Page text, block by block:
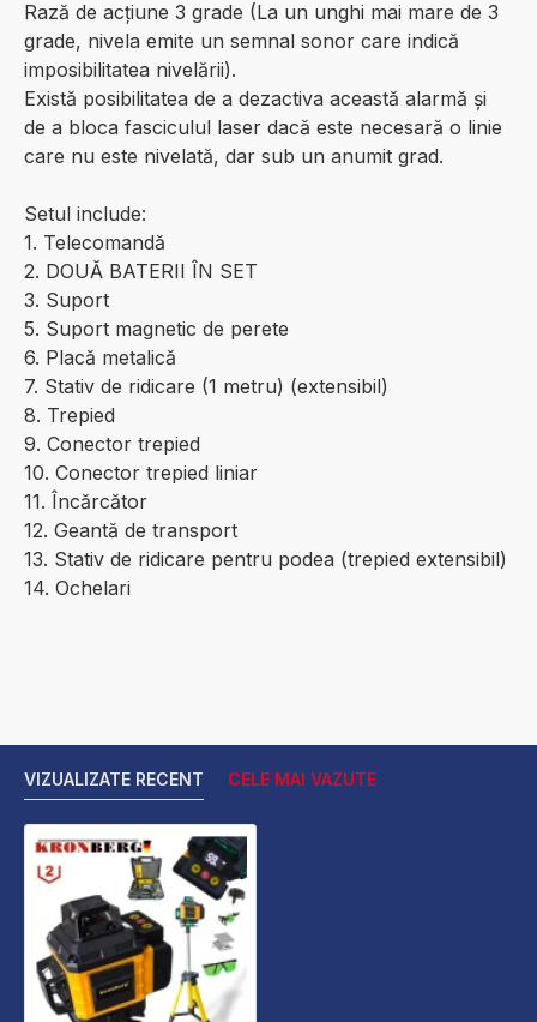
Rază de acțiune 3 grade (La un unghi mai mare de 3
grade, nivela emite un semnal sonor care indică
imposibilitatea nivelării).
Există posibilitatea de a dezactiva această alarmă și
de a bloca fasciculul laser dacă este necesară o linie
care nu este nivelată, dar sub un anumit grad.
Setul include:
1. Telecomandă
2. DOUĂ BATERII ÎN SET
3. Suport
5. Suport magnetic de perete
6. Placă metalică
7. Stativ de ridicare (1 metru) (extensibil)
8. Trepied
9. Conector trepied
10. Conector trepied liniar
11. Încărcător
12. Geantă de transport
13. Stativ de ridicare pentru podea (trepied extensibil)
14. Ochelari
VIZUALIZATE RECENT CELE MAI VAZUTE